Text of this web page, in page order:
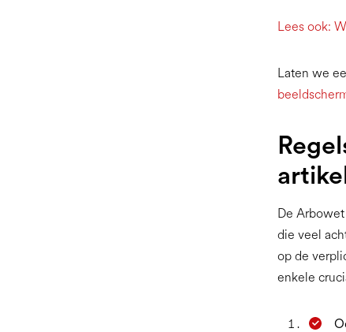
Lees ook:
Laten we
De
die veel
op de
enkele